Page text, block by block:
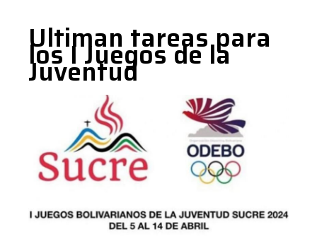
Ultiman tareas para
los I Juegos de la
Juventud